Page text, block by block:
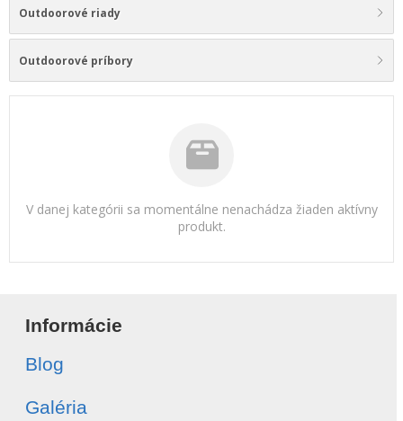
Outdoorové riady
Outdoorové príbory
V danej kategórii sa momentálne nenachádza žiaden aktívny
produkt.
Informácie
Blog
Galéria